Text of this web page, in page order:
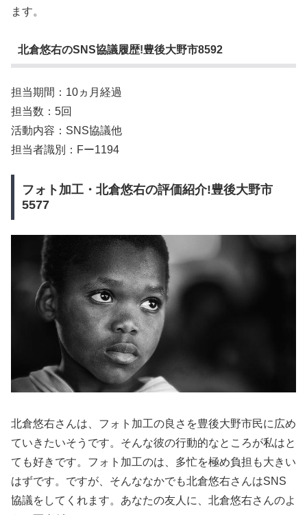
ます。
北倉悠右のSNS協議履歴!豊後大野市8592
担当期間：10ヵ月経過
担当数：5回
活動内容：SNS協議他
担当者識別：Fー1194
フォト加工・北倉悠右の評価紹介!豊後大野市
5577
北倉悠右さんは、フォト加工の良さを豊後大野市民に広め
ていきたいそうです。そんな彼の行動的なところが私はと
ても好きです。フォト加工のは、多忙を極め負担も大きい
はずです。ですが、そんななかでも北倉悠右さんはSNS
協議をしてくれます。あなたの友人に、北倉悠右さんのよ